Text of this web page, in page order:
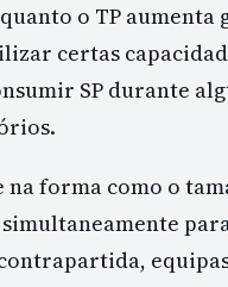
o TP
certas
SP durante
forma como o